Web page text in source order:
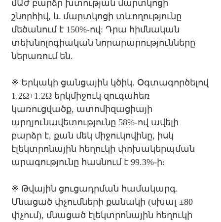
մԱժ բարձր խտության մարտկոցի
շնորհիվ, և մարտկոցի տևողությունը
մեծանում է 150%-ով: Դրա հիմնական
տեխնոլոգիական նորարարությունները
ներառում են.
※ Երկակի ցանցային կծիկ. Օգտագործելով
1.2Ω+1.2Ω երկմիջուկ զուգահեռ
կառուցվածք, ատոմիզացիայի
արդյունավետությունը 58%-ով ավելի
բարձր է, քան մեկ միջուկովինը, իսկ
էլեկտրոնային հեղուկի փոխակերպման
արագությունը հասնում է 99.3%-ի։
※ Թվային ցուցադրման համակարգ.
Մնացած փչումների քանակի (սխալ ±80
փչում), մնացած էլեկտրոնային հեղուկի